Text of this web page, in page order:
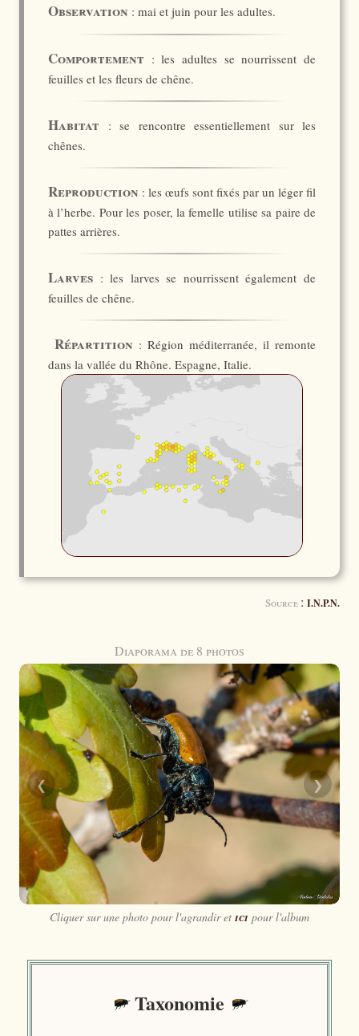
Observation : mai et juin pour les adultes.
Comportement : les adultes se nourrissent de
feuilles et les fleurs de chêne.
Habitat : se rencontre essentiellement sur les
chênes.
Reproduction : les œufs sont fixés par un léger fil
à l’herbe. Pour les poser, la femelle utilise sa paire de
pattes arrières.
Larves : les larves se nourrissent également de
feuilles de chêne.
Répartition : Région méditerranée, il remonte
dans la vallée du Rhône. Espagne, Italie.
Source : I.N.P.N.
Diaporama de 8 photos
❮ ❯
Cliquer sur une photo pour l'agrandir et ici pour l'album
Taxonomie